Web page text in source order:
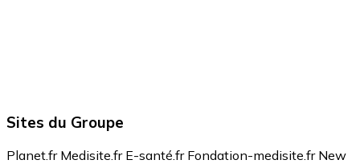
Sites du Groupe
Planet.fr Medisite.fr E-santé.fr Fondation-medisite.fr New